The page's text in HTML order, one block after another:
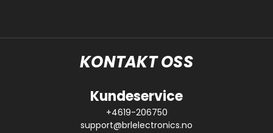
KONTAKT OSS
Kundeservice
+4619-206750
support@brlelectronics.no